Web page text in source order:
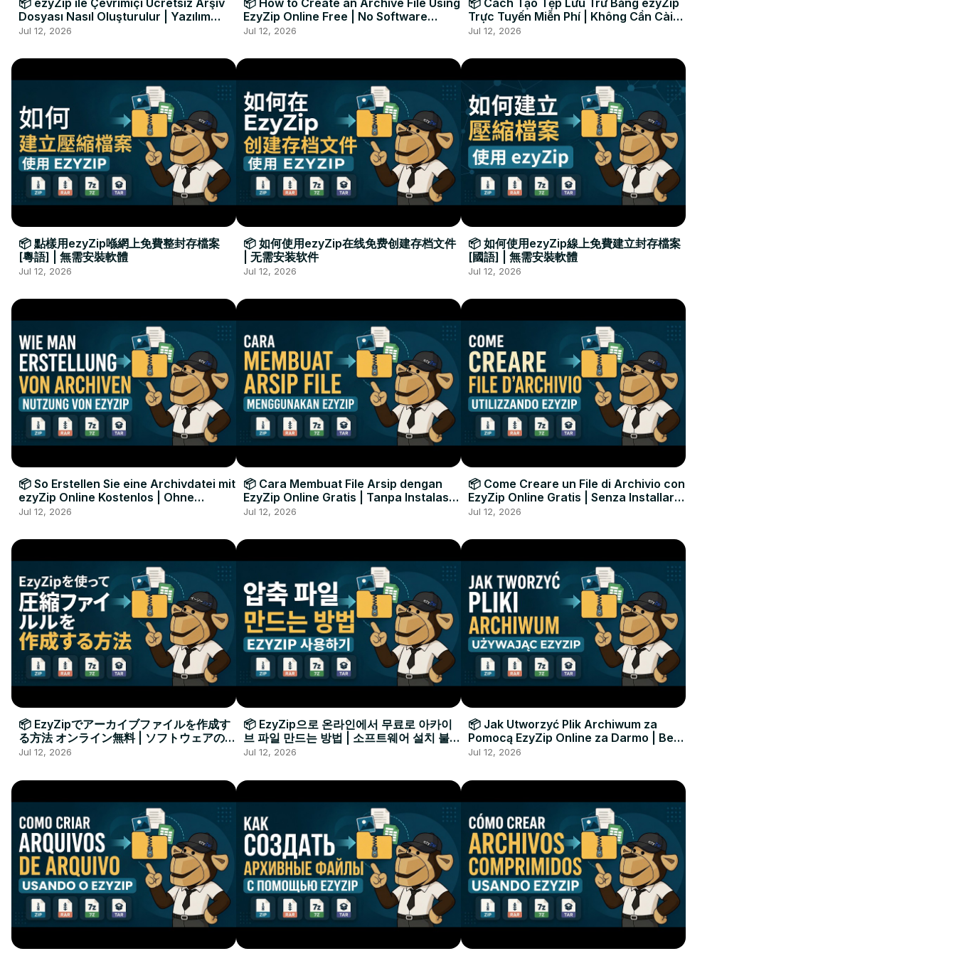
Dosyası Nasıl Oluşturulur | Yazılım
Kurulumu Gerekmez
Jul 12, 2026
EzyZip Online Free | No Software
Installation Required
Jul 12, 2026
Trực Tuyến Miễn Phí | Không Cần Cài
Đặt Phần Mềm
Jul 12, 2026
📦 點樣用ezyZip喺網上免費整封存檔案
[粵語] | 無需安裝軟體
Jul 12, 2026
📦 如何使用ezyZip在线免费创建存档文件
| 无需安装软件
Jul 12, 2026
📦 如何使用ezyZip線上免費建立封存檔案
[國語] | 無需安裝軟體
Jul 12, 2026
📦 So Erstellen Sie eine Archivdatei mit
ezyZip Online Kostenlos | Ohne
Softwareinstallation
Jul 12, 2026
📦 Cara Membuat File Arsip dengan
EzyZip Online Gratis | Tanpa Instalasi
Perangkat Lunak
Jul 12, 2026
📦 Come Creare un File di Archivio con
EzyZip Online Gratis | Senza Installare
Software
Jul 12, 2026
📦 EzyZipでアーカイブファイルを作成す
る方法 オンライン無料 | ソフトウェアのイ
ンストール不要
Jul 12, 2026
📦 EzyZip으로 온라인에서 무료로 아카이
브 파일 만드는 방법 | 소프트웨어 설치 불필
요
Jul 12, 2026
📦 Jak Utworzyć Plik Archiwum za
Pomocą EzyZip Online za Darmo | Bez
Instalacji Oprogramowania
Jul 12, 2026